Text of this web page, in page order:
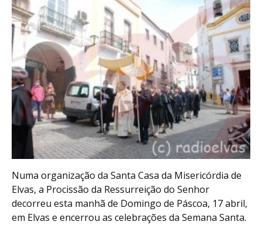
Numa organização da Santa Casa da Misericórdia de
Elvas, a Procissão da Ressurreição do Senhor
decorreu esta manhã de Domingo de Páscoa, 17 abril,
em Elvas e encerrou as celebrações da Semana Santa.